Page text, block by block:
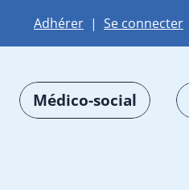
Adhérer | Se connecter
Médico-social